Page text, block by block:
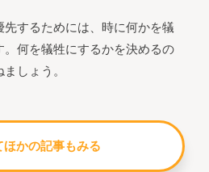
先するためには、時に何かを犠
何を犠牲にするかを決めるの
しょう。
ほかの記事もみる